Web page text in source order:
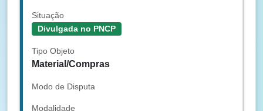
Situação
Divulgada no PNCP
Tipo Objeto
Material/Compras
Modo de Disputa
Modalidade